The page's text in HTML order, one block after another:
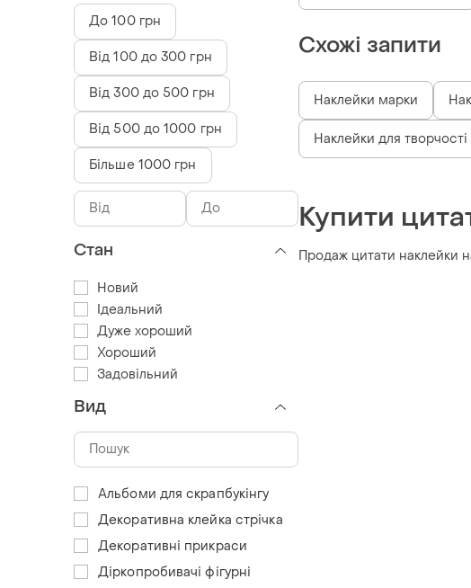
Схожі запити
Наклейки марки
Наклейки для творчості
Купити
Продаж цитати наклейки
До 100 грн
Від 100 до 300 грн
Від 300 до 500 грн
Від 500 до 1000 грн
Більше 1000 грн
Стан
Новий
Ідеальний
Дуже хороший
Хороший
Задовільний
Вид
Альбоми для скрапбукінгу
Декоративна клейка стрічка
Декоративні прикраси
Діркопробивачі фігурні